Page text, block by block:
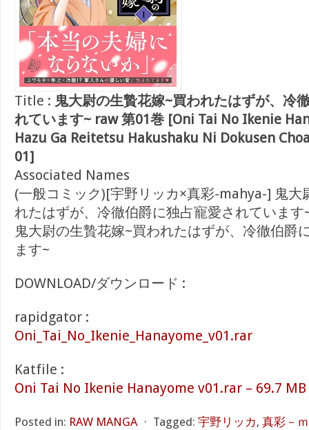
Title : 鬼大尉の生贄花嫁~買われたはずが、冷
れています~ raw 第01巻 [Oni Tai No Ikenie
Hazu Ga Reitetsu Hakushaku Ni Dokusen
01]
Associated Names
(一般コミック)[宇野リッカ×真彩-mahya-] 鬼大
れたはずが、冷徹伯爵に独占寵愛されています
鬼大尉の生贄花嫁~買われたはずが、冷徹伯爵
ます~
DOWNLOAD/ダウンロード :
rapidgator :
Oni_Tai_No_Ikenie_Hanayome_v01.rar
Katfile :
Oni Tai No Ikenie Hanayome v01.rar – 69.7 MB
Posted in: RAW MANGA ⋅ Tagged: 宇野リッカ, 真彩－